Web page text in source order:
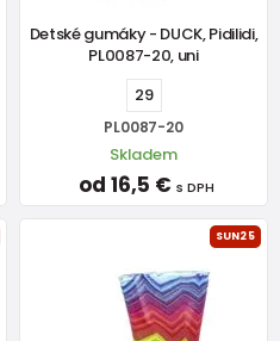
Detské gumáky - DUCK, Pidilidi,
PL0087-20, uni
29
PL0087-20
Skladem
od 16,5 € s DPH
SUN25